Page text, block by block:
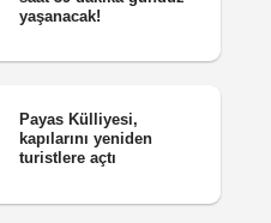
yaşanacak!
Payas Külliyesi,
kapılarını yeniden
turistlere açtı